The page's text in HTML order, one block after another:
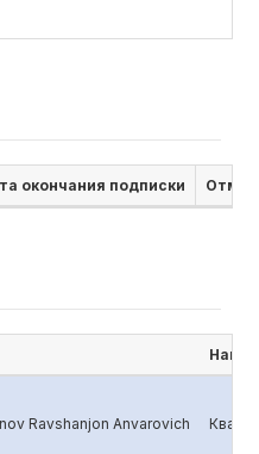
окончания подписки
Ravshanjon Anvarovich